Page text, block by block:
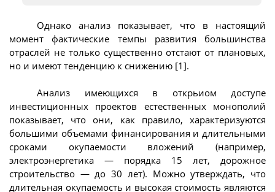
Однако анализ показывает, что в настоящий
момент фактические темпы развития большинства
отраслей не только существенно отстают от плановых,
но и имеют тенденцию к снижению [1].
Анализ имеющихся в открьиом доступе
инвестиционных проектов естественных монополий
показывает, что они, как правило, характеризуются
большими объемами финансирования и длительными
сроками окупаемости вложений (например,
электроэнергетика — порядка 15 лет, дорожное
строительство — до 30 лет). Можно утверждать, что
длительная окупаемость и высокая стоимость являются